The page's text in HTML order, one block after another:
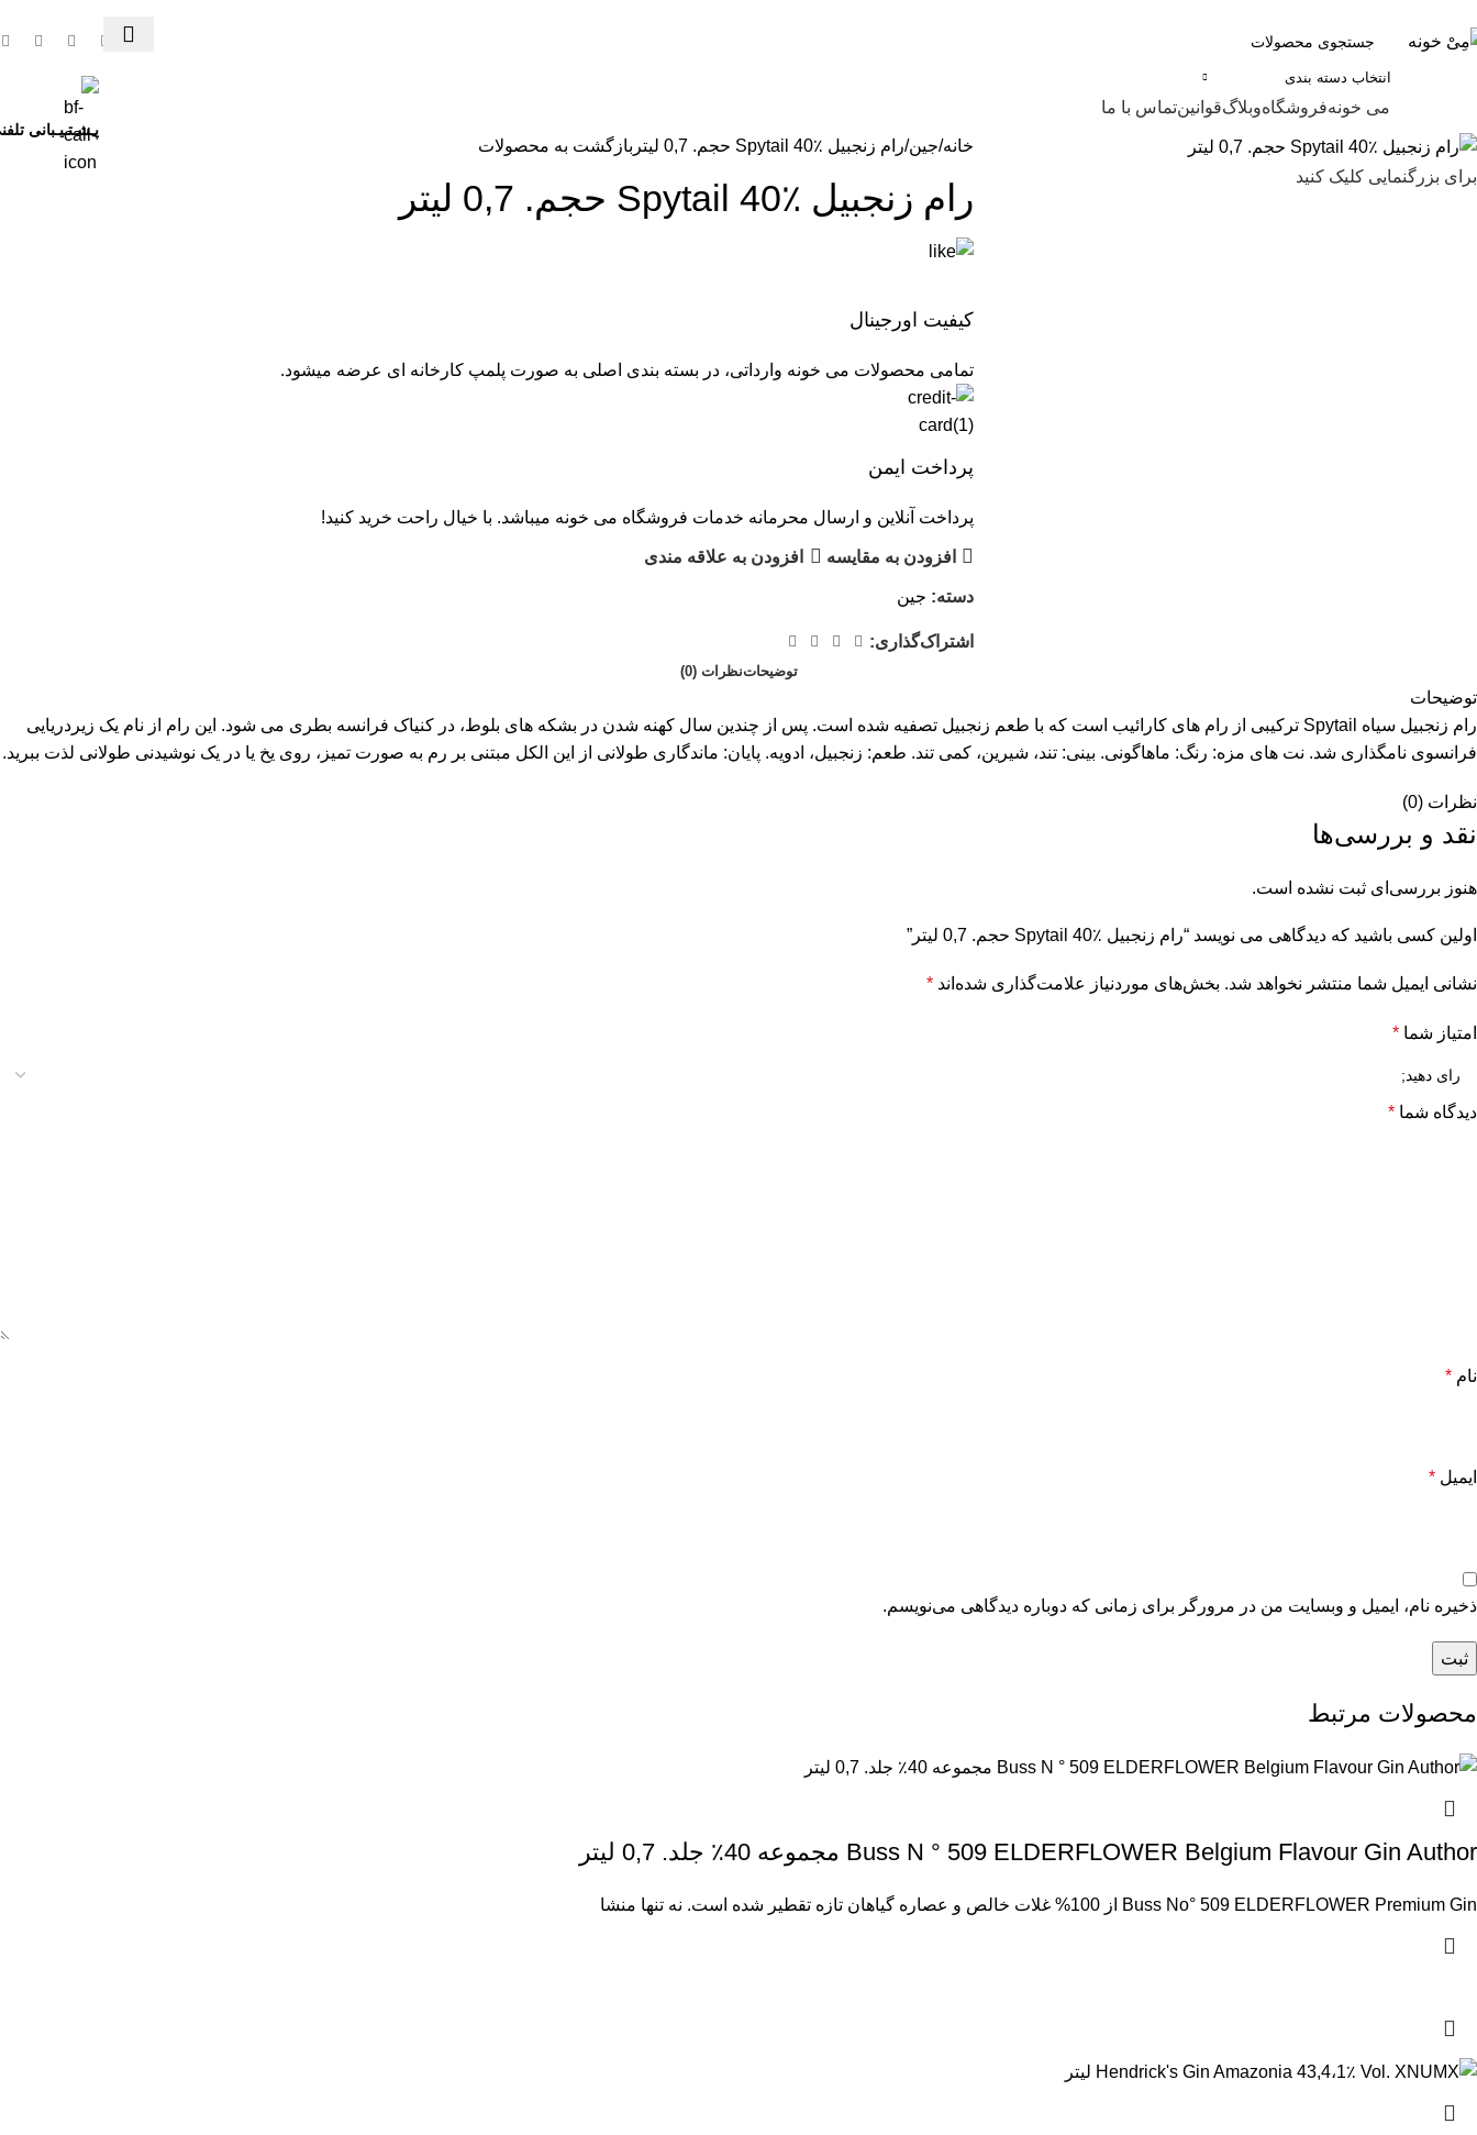
انتخاب دسته بندی
می خونهفروشگاهوبلاگقوانینتماس با ما
پـشـتـیـبانی
برای بزرگنمایی کلیک کنید
خانه جین رام زنجبیل Spytail 40٪ حجم. 0,7 لیتر بازگشت به محصولات
رام زنجبیل Spytail 40٪ حجم. 0,7 لیتر
کیفیت اورجینال
تمامی محصولات می خونه وارداتی، در بسته بندی اصلی به صورت پلمپ کارخانه ای عرضه میشود.
پرداخت ایمن
پرداخت آنلاین و ارسال محرمانه خدمات فروشگاه می خونه میباشد. با خیال راحت خرید کنید!
افزودن به مقایسه افزودن به علاقه مندی
دسته: جین
اشتراک‌گذاری:
توضیحاتنظرات (0)
توضیحات
رام زنجبیل سیاه Spytail ترکیبی از رام های کارائیب است که با طعم زنجبیل تصفیه شده است. پس از چندین سال کهنه شدن در بشکه های بلوط، در کنیاک فرانسه بطری می شود. این رام از نام یک زیردریایی
فرانسوی نامگذاری شد. نت های مزه: رنگ: ماهاگونی. بینی: تند، شیرین، کمی تند. طعم: زنجبیل، ادویه. پایان: ماندگاری طولانی از این الکل مبتنی بر رم به صورت تمیز، روی یخ یا در یک نوشیدنی طولانی لذت ببرید.
نظرات (0)
نقد و بررسی‌ها
هنوز بررسی‌ای ثبت نشده است.
اولین کسی باشید که دیدگاهی می نویسد “رام زنجبیل Spytail 40٪ حجم. 0,7 لیتر”
نشانی ایمیل شما منتشر نخواهد شد. بخش‌های موردنیاز علامت‌گذاری شده‌اند *
امتیاز شما *
دیدگاه شما *
نام *
ایمیل *
ذخیره نام، ایمیل و وبسایت من در مرورگر برای زمانی که دوباره دیدگاهی می‌نویسم.
محصولات مرتبط
Buss N ° 509 ELDERFLOWER Belgium Flavour Gin Author مجموعه 40٪ جلد. 0,7 لیتر
Buss No° 509 ELDERFLOWER Premium Gin از 100% غلات خالص و عصاره گیاهان تازه تقطیر شده است. نه تنها منشا